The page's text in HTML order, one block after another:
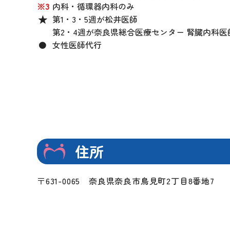
※3 内科・循環器内科のみ
第1・3・5週が松井医師
第2・4週が奈良県総合医療センター 腎臓内科医
女性医師代行
住所
〒631-0065 奈良県奈良市鳥見町2丁目8番地7